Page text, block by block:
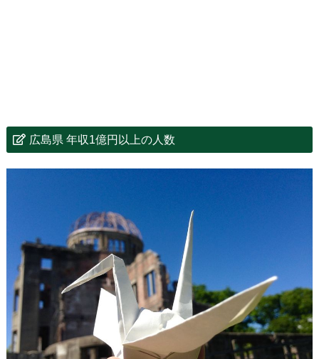
広島県 年収1億円以上の人数